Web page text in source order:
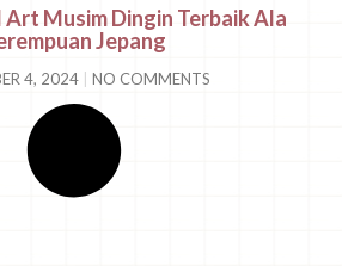
Art Musim Dingin Terbaik Ala
Jepang
4, 2024 NO COMMENTS